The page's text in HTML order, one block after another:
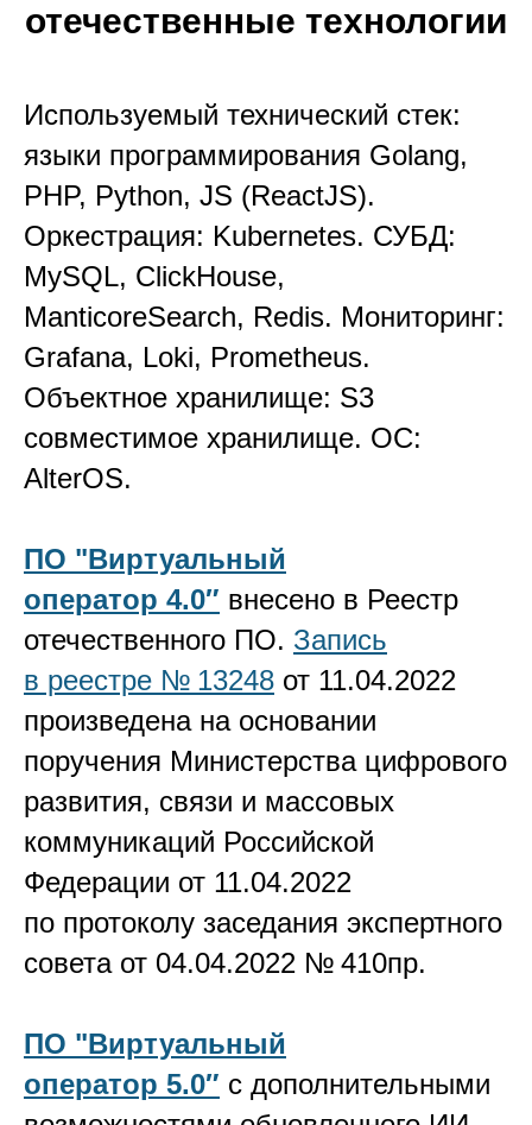
отечественные технологии
Используемый технический стек:
языки программирования Golang,
PHP, Python, JS (ReactJS).
Оркестрация: Kubernetes. СУБД:
MySQL, ClickHouse,
ManticoreSearch, Redis. Мониторинг:
Grafana, Loki, Prometheus.
Объектное хранилище: S3
совместимое хранилище. ОС:
AlterOS.
ПО "Виртуальный
оператор 4.0″ внесено в Реестр
отечественного ПО. Запись
в реестре № 13248 от 11.04.2022
произведена на основании
поручения Министерства цифрового
развития, связи и массовых
коммуникаций Российской
Федерации от 11.04.2022
по протоколу заседания экспертного
совета от 04.04.2022 № 410пр.
ПО "Виртуальный
оператор 5.0″ с дополнительными